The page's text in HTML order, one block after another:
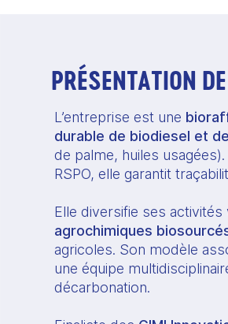
PRÉSENTATION
L’entreprise est une
durable de biodiesel et
de palme, huiles
RSPO, elle garantit
Elle diversifie ses activités
agrochimiques
agricoles. Son modèle
une équipe
décarbonation.